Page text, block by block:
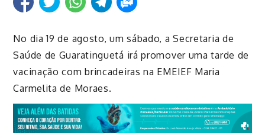
No dia 19 de agosto, um sábado, a Secretaria de
Saúde de Guaratinguetá irá promover uma tarde de
vacinação com brincadeiras na EMEIEF Maria
Carmelita de Moraes.